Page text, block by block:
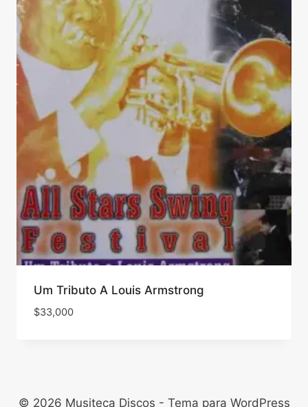
Um Tributo A Louis Armstrong
$33,000
© 2026 Musiteca Discos - Tema para WordPress